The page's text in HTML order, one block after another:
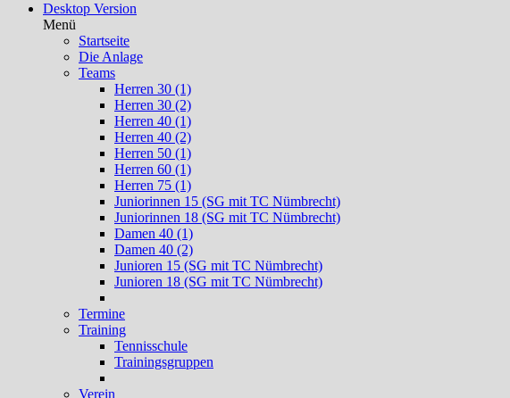
Desktop Version
Menü
Startseite
Die Anlage
Teams
Herren 30 (1)
Herren 30 (2)
Herren 40 (1)
Herren 40 (2)
Herren 50 (1)
Herren 60 (1)
Herren 75 (1)
Juniorinnen 15 (SG mit TC Nümbrecht)
Juniorinnen 18 (SG mit TC Nümbrecht)
Damen 40 (1)
Damen 40 (2)
Junioren 15 (SG mit TC Nümbrecht)
Junioren 18 (SG mit TC Nümbrecht)
Termine
Training
Tennisschule
Trainingsgruppen
Verein